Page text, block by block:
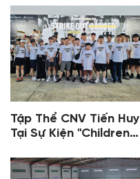
Tập Thể CNV Tiến Huy
Tại Sự Kiện "Children